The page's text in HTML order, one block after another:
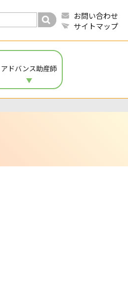
アドバンス助産師
お問い合わせ
サイトマップ